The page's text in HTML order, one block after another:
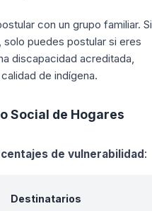
con un grupo familiar. Si
solo puedes postular si eres
discapacidad acreditada,
de indígena.
Social de Hogares
de vulnerabilidad:
Destinatarios